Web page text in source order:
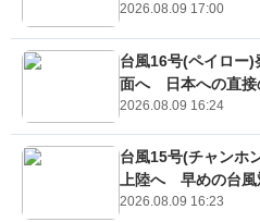
2026.08.09 17:00
台風16号(ペイロー
面へ 日本への直接
2026.08.09 16:24
台風15号(チャンホ
上陸へ 早めの台風
2026.08.09 16:23